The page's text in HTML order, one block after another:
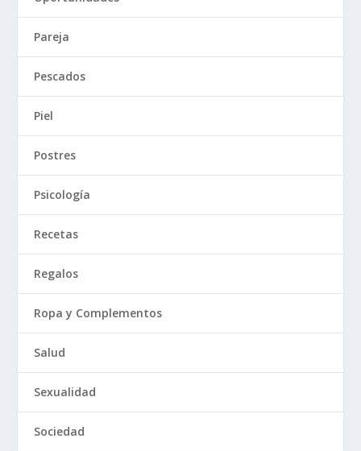
Pareja
Pescados
Piel
Postres
Psicología
Recetas
Regalos
Ropa y Complementos
Salud
Sexualidad
Sociedad